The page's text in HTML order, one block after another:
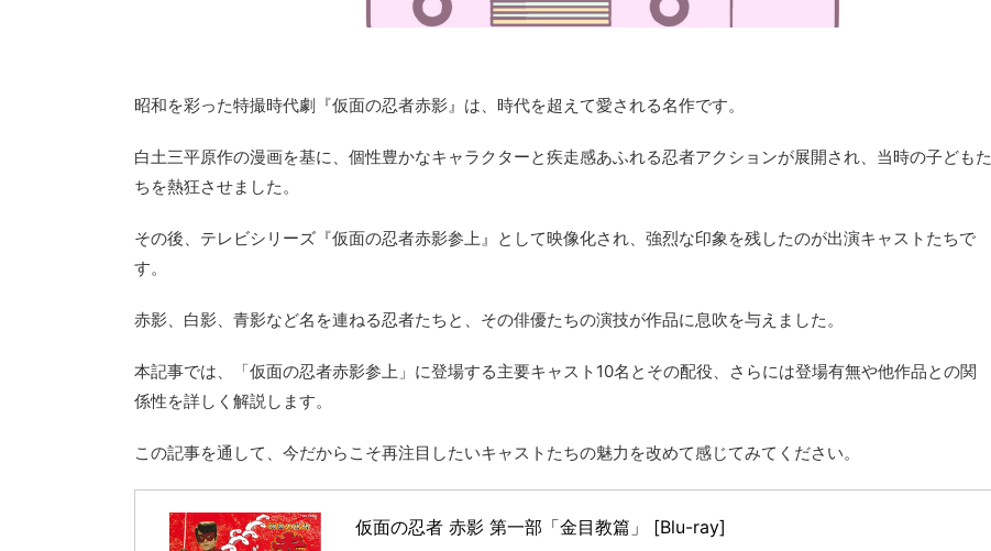
昭和を彩った特撮時代劇『仮面の忍者赤影』は、時代を超えて愛される名作です。
白土三平原作の漫画を基に、個性豊かなキャラクターと疾走感あふれる忍者アクションが展開され、当時の子どもた
ちを熱狂させました。
その後、テレビシリーズ『仮面の忍者赤影参上』として映像化され、強烈な印象を残したのが出演キャストたちで
す。
赤影、白影、青影など名を連ねる忍者たちと、その俳優たちの演技が作品に息吹を与えました。
本記事では、「仮面の忍者赤影参上」に登場する主要キャスト10名とその配役、さらには登場有無や他作品との関
係性を詳しく解説します。
この記事を通して、今だからこそ再注目したいキャストたちの魅力を改めて感じてみてください。
仮面の忍者 赤影 第一部「金目教篇」 [Blu-ray]